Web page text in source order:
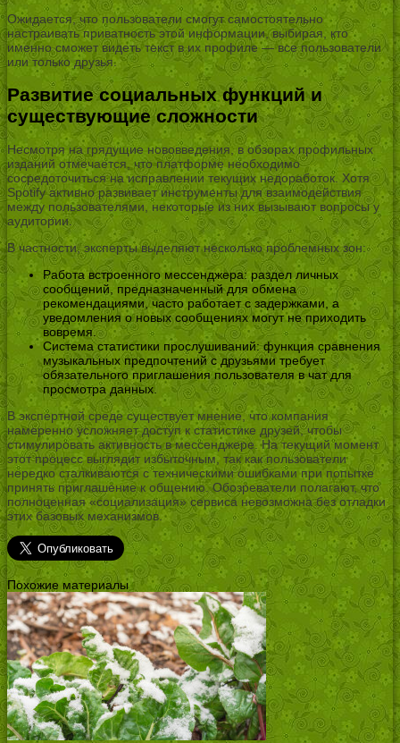
Ожидается, что пользователи смогут самостоятельно
настраивать приватность этой информации, выбирая, кто
именно сможет видеть текст в их профиле — все пользователи
или только друзья.
Развитие социальных функций и
существующие сложности
Несмотря на грядущие нововведения, в обзорах профильных
изданий отмечается, что платформе необходимо
сосредоточиться на исправлении текущих недоработок. Хотя
Spotify активно развивает инструменты для взаимодействия
между пользователями, некоторые из них вызывают вопросы у
аудитории.
В частности, эксперты выделяют несколько проблемных зон:
Работа встроенного мессенджера: раздел личных
сообщений, предназначенный для обмена
рекомендациями, часто работает с задержками, а
уведомления о новых сообщениях могут не приходить
вовремя.
Система статистики прослушиваний: функция сравнения
музыкальных предпочтений с друзьями требует
обязательного приглашения пользователя в чат для
просмотра данных.
В экспертной среде существует мнение, что компания
намеренно усложняет доступ к статистике друзей, чтобы
стимулировать активность в мессенджере. На текущий момент
этот процесс выглядит избыточным, так как пользователи
нередко сталкиваются с техническими ошибками при попытке
принять приглашение к общению. Обозреватели полагают, что
полноценная «социализация» сервиса невозможна без отладки
этих базовых механизмов.
Похожие материалы